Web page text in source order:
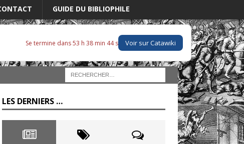
GUIDE DU BIBLIOPHILE
Se termine dans 53 h 38 min 43 s Voir sur Catawiki
LES DERNIERS …